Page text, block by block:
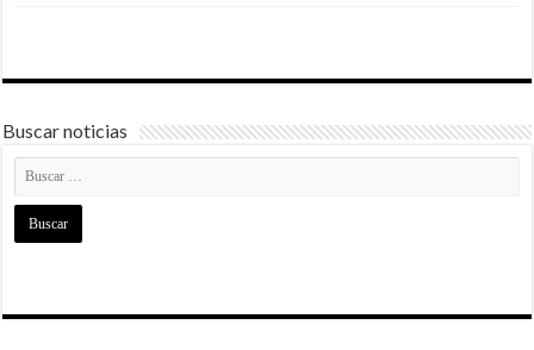
Buscar noticias